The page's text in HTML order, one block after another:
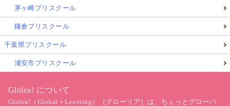
茅ヶ崎プリスクール
鎌倉プリスクール
千葉県プリスクール
浦安市プリスクール
Glolea! について
Glolea!（Global＋Learning）［グローリア］は、ちょっとグローバ